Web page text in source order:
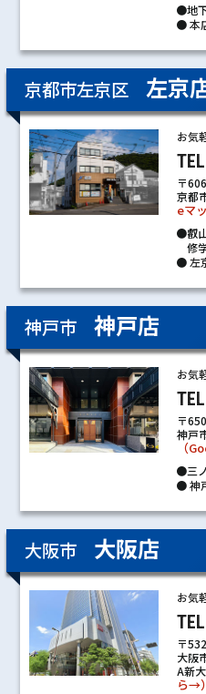
●地
●本
京都市左京区 左京
お気
〒
京都
eマ
●叡
修
●左
神戸市 神戸店
お気
〒
神戸
（
●三
●神
大阪市 大阪店
お気
〒
大阪
A新
ら→）